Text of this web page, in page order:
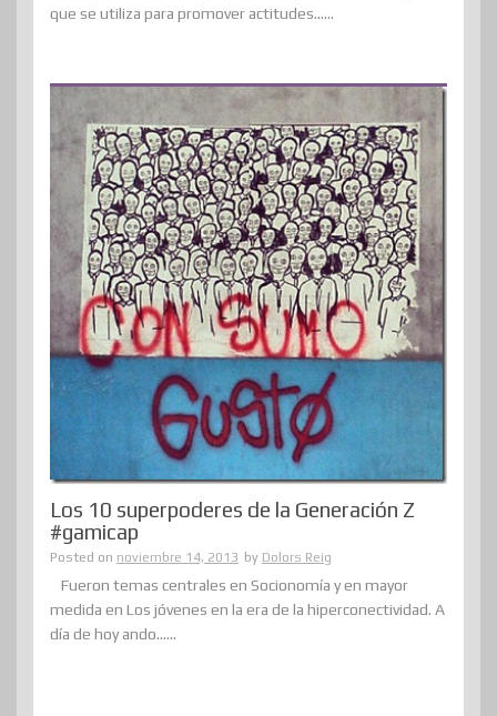
que se utiliza para promover actitudes......
Los 10 superpoderes de la Generación Z
#gamicap
Posted on noviembre 14, 2013 by Dolors Reig
Fueron temas centrales en Socionomía y en mayor
medida en Los jóvenes en la era de la hiperconectividad. A
día de hoy ando......